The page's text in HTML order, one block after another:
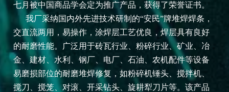
七月被中国商品学会定为推广产品，获得了荣誉证书。
我厂采纳国内外先进技术研制的“安民”牌堆焊焊条，
交直流两用，易操作，涂焊层工艺优良，焊层具有良好
的耐磨性能。广泛用于砖瓦行业、粉碎行业、矿业、冶
金、建材、水利、钢厂、电厂、石油、农机配件等设备
易磨损部位的耐磨堆焊修复，如粉碎机锤头、搅拌机、
搅刀、搅笼、对滚、开采钻头、旋耕犁刀片等。该产品